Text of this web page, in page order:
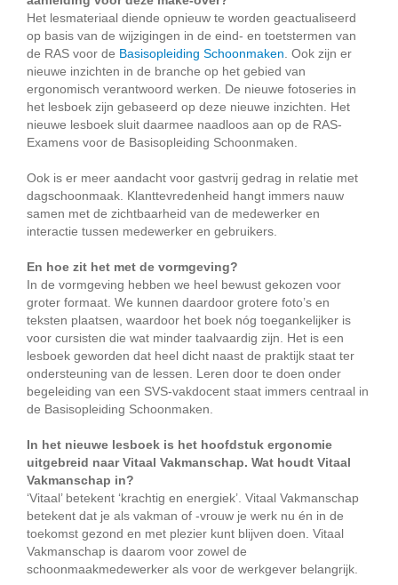
Het lesmateriaal diende opnieuw te worden geactualiseerd
op basis van de wijzigingen in de eind- en toetstermen van
de RAS voor de Basisopleiding Schoonmaken . Ook zijn er
nieuwe inzichten in de branche op het gebied van
ergonomisch verantwoord werken. De nieuwe fotoseries in
het lesboek zijn gebaseerd op deze nieuwe inzichten. Het
nieuwe lesboek sluit daarmee naadloos aan op de RAS-
Examens voor de Basisopleiding Schoonmaken.
Ook is er meer aandacht voor gastvrij gedrag in relatie met
dagschoonmaak. Klanttevredenheid hangt immers nauw
samen met de zichtbaarheid van de medewerker en
interactie tussen medewerker en gebruikers.
En hoe zit het met de vormgeving?
In de vormgeving hebben we heel bewust gekozen voor
groter formaat. We kunnen daardoor grotere foto’s en
teksten plaatsen, waardoor het boek nóg toegankelijker is
voor cursisten die wat minder taalvaardig zijn. Het is een
lesboek geworden dat heel dicht naast de praktijk staat ter
ondersteuning van de lessen. Leren door te doen onder
begeleiding van een SVS-vakdocent staat immers centraal in
de Basisopleiding Schoonmaken.
In het nieuwe lesboek is het hoofdstuk ergonomie
uitgebreid naar Vitaal Vakmanschap. Wat houdt Vitaal
Vakmanschap in?
‘Vitaal’ betekent ‘krachtig en energiek’. Vitaal Vakmanschap
betekent dat je als vakman of -vrouw je werk nu én in de
toekomst gezond en met plezier kunt blijven doen. Vitaal
Vakmanschap is daarom voor zowel de
schoonmaakmedewerker als voor de werkgever belangrijk.